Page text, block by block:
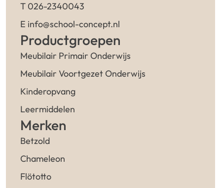
T 026-2340043
E info@school-concept.nl
Productgroepen
Meubilair Primair Onderwijs
Meubilair Voortgezet Onderwijs
Kinderopvang
Leermiddelen
Merken
Betzold
Chameleon
Flötotto